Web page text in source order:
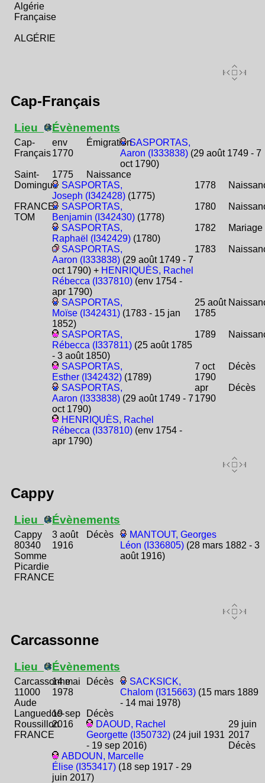
Algérie
Française
ALGÉRIE
Cap-Français
Lieu
Cap-
Français
Saint-
Domingue
FRANCE
TOM
Évènements
env
1770
ÉmigrationSASPORTAS,
Aaron (I333838) (29 août 1749 - 7
oct 1790)
1775
Naissance
SASPORTAS,
Joseph (I342428) (1775)
1778
SASPORTAS,
Benjamin (I342430) (1778)
1780
SASPORTAS,
Raphaël (I342429) (1780)
1782 Mariage
SASPORTAS,
Aaron (I333838) (29 août 1749 - 7
oct 1790) + HENRIQUÈS, Rachel
Rébecca (I337810) (env 1754 -
apr 1790)
1783
SASPORTAS,
Moïse (I342431) (1783 - 15 jan
1852)
25 août
1785
SASPORTAS,
Rébecca (I337811) (25 août 1785
- 3 août 1850)
1789
SASPORTAS,
Esther (I342432) (1789)
7 oct
1790
Décès
SASPORTAS,
Aaron (I333838) (29 août 1749 - 7
oct 1790)
apr
1790
Décès
HENRIQUÈS, Rachel
Rébecca (I337810) (env 1754 -
apr 1790)
Cappy
Lieu
Cappy
80340
Somme
Picardie
FRANCE
Évènements
3 août
1916
Décès
MANTOUT, Georges
Léon (I336805) (28 mars 1882 - 3
août 1916)
Carcassonne
Lieu
Carcassonne
11000
Aude
Languedoc-
Roussillon
FRANCE
Évènements
14 mai
1978
Décès
SACKSICK,
Chalom (I315663) (15 mars 1889
- 14 mai 1978)
19 sep
2016
Décès
DAOUD, Rachel
Georgette (I350732)(24 juil 1931
- 19 sep 2016)
29 juin
2017
Décès
ABDOUN, Marcelle
Élise (I353417) (18 sep 1917 - 29
juin 2017)